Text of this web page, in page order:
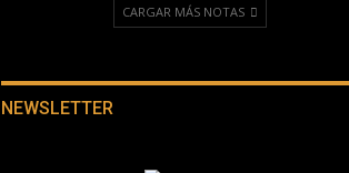
CARGAR MÁS NOTAS
NEWSLETTER